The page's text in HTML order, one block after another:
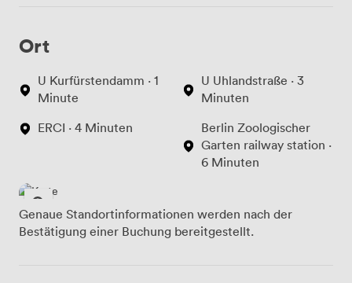
Ort
U Kurfürstendamm · 1
Minute
ERCI · 4 Minuten
U Uhlandstraße · 3
Minuten
Berlin Zoologischer
Garten railway station ·
6 Minuten
Genaue Standortinformationen werden nach der
Bestätigung einer Buchung bereitgestellt.